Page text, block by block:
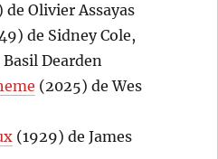
de Olivier Assayas
de Sidney Cole,
Dearden
(2025) de Wes
(1929) de James